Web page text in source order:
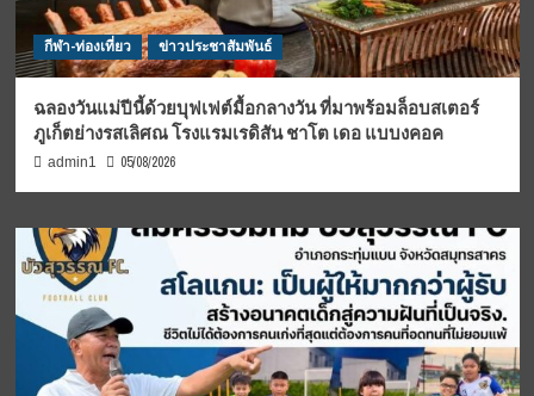
กีฬา-ท่องเที่ยว ข่าวประชาสัมพันธ์
ฉลองวันแม่ปีนี้ด้วยบุฟเฟต์มื้อกลางวัน ที่มาพร้อมล็อบสเตอร์
ภูเก็ตย่างรสเลิศณ โรงแรมเรดิสัน ชาโต เดอ แบบงคอค
admin1 05/08/2026